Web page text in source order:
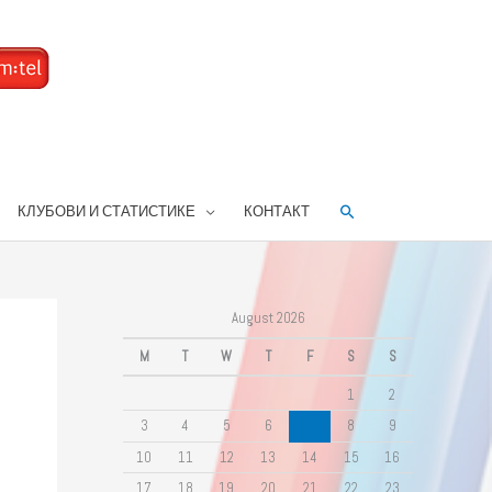
КЛУБОВИ И СТАТИСТИКЕ КОНТАКТ Search
August 2026
M T W T F S S
1
2
3
4 5 6 8
9
10
11 12 13 14 15
16
17
18 19 20 21 22 23